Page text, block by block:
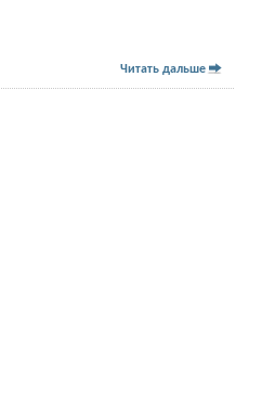
Читать дальше